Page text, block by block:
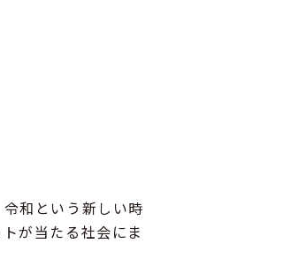
和という新しい時
が当たる社会にま